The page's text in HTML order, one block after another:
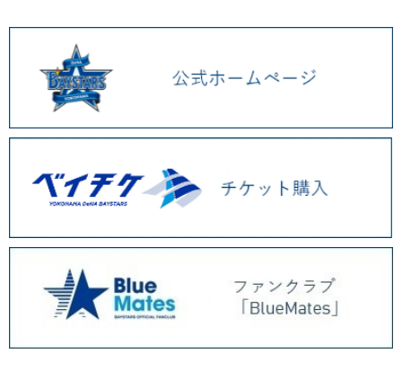
2025.12 (3)
2025.11 (6)
2025.10 (5)
2025.09 (5)
2025.08 (6)
2025.07 (6)
2025.05 (9)
2025.04 (9)
2025.03 (9)